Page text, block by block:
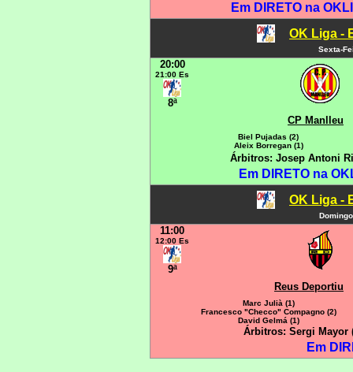
Em DIRETO na
OK Liga -
Sexta-
20:00
21:00 Es
8ª
CP Manlleu
Biel Pujadas (2)
Aleix Borregan (1)
Árbitros: Josep Antoni
Em DIRETO na
OK Liga -
11:00
12:00 Es
9ª
Reus Deportiu
Marc Julià (1)
Francesco "Checco" Compagno (2)
David Gelmá (1)
Árbitros: Sergi Mayor
Em